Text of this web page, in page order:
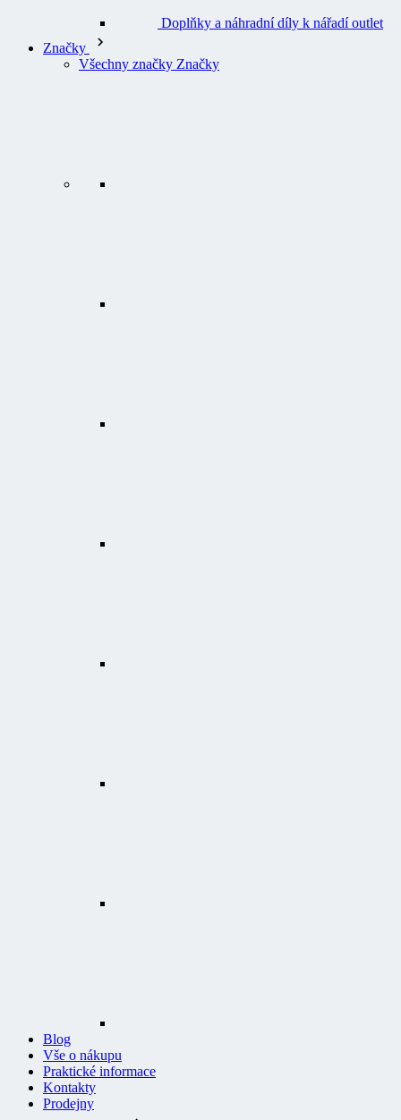
Doplňky a náhradní díly k nářadí outlet
Značky
Všechny značky Značky
Blog
Vše o nákupu
Praktické informace
Kontakty
Prodejny